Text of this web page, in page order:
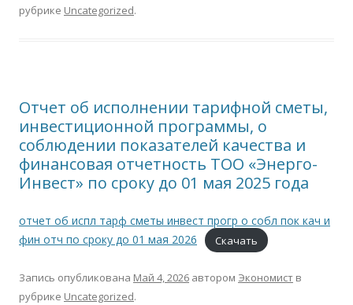
рубрике Uncategorized.
Отчет об исполнении тарифной сметы,
инвестиционной программы, о
соблюдении показателей качества и
финансовая отчетность ТОО «Энерго-
Инвест» по сроку до 01 мая 2025 года
отчет об испл тарф сметы инвест прогр о собл пок кач и
фин отч по сроку до 01 мая 2026
Скачать
Запись опубликована Май 4, 2026 автором Экономист в
рубрике Uncategorized.